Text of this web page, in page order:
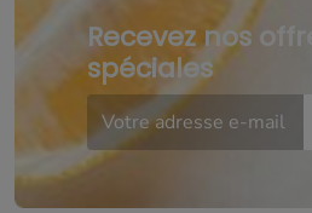
Recevez nos
spéciales